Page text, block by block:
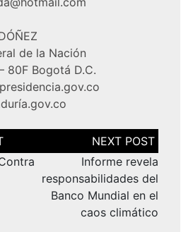
de la Nación
80F Bogotá D.C.
Informe revela
responsabilidades del
Banco Mundial en el
caos climático